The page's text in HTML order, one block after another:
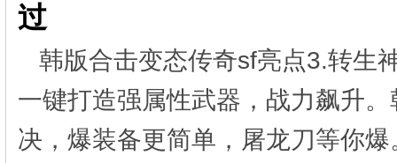
过
韩版合击变态传奇sf亮点3.转生
一键打造强属性武器，战力飙升
决，爆装备更简单，屠龙刀等你